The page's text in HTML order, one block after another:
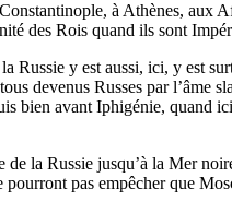
à Athènes,
des Rois quand ils sont
y est aussi, ici, y est
devenus Russes par l’âme
bien avant Iphigénie, quand
la Russie jusqu’à la Mer
pas empêcher que